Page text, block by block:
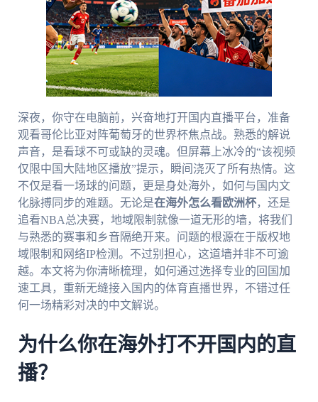
深夜，你守在电脑前，兴奋地打开国内直播平台，准备
观看哥伦比亚对阵葡萄牙的世界杯焦点战。熟悉的解说
声音，是看球不可或缺的灵魂。但屏幕上冰冷的“该视频
仅限中国大陆地区播放”提示，瞬间浇灭了所有热情。这
不仅是看一场球的问题，更是身处海外，如何与国内文
化脉搏同步的难题。无论是在海外怎么看欧洲杯，还是
追看NBA总决赛，地域限制就像一道无形的墙，将我们
与熟悉的赛事和乡音隔绝开来。问题的根源在于版权地
域限制和网络IP检测。不过别担心，这道墙并非不可逾
越。本文将为你清晰梳理，如何通过选择专业的回国加
速工具，重新无缝接入国内的体育直播世界，不错过任
何一场精彩对决的中文解说。
为什么你在海外打不开国内的直
播？